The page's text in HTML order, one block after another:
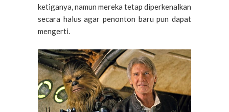
ketiganya, namun mereka tetap diperkenalkan
secara halus agar penonton baru pun dapat
mengerti.